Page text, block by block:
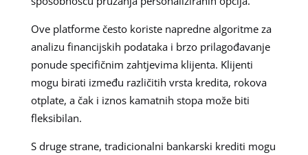
Ove platforme često koriste napredne algoritme za
analizu financijskih podataka i brzo prilagođavanje
ponude specifičnim zahtjevima klijenta. Klijenti
mogu birati između različitih vrsta kredita, rokova
otplate, a čak i iznos kamatnih stopa može biti
fleksibilan.
S druge strane, tradicionalni bankarski krediti mogu